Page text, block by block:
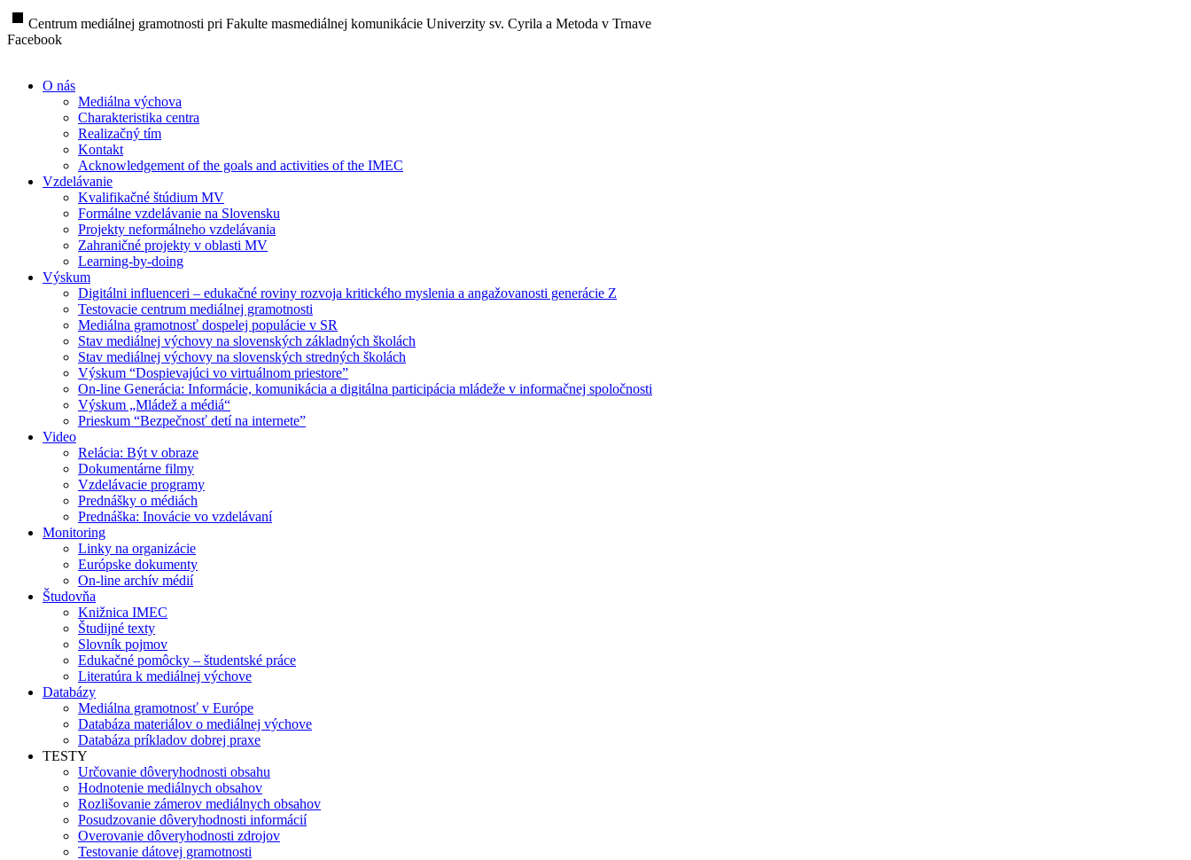
stop Centrum mediálnej gramotnosti pri Fakulte masmediálnej komunikácie Univerzity sv. Cyrila a Metoda v Trnave
Facebook
O nás
Mediálna výchova
Charakteristika centra
Realizačný tím
Kontakt
Acknowledgement of the goals and activities of the IMEC
Vzdelávanie
Kvalifikačné štúdium MV
Formálne vzdelávanie na Slovensku
Projekty neformálneho vzdelávania
Zahraničné projekty v oblasti MV
Learning-by-doing
Výskum
Digitálni influenceri – edukačné roviny rozvoja kritického myslenia a angažovanosti generácie Z
Testovacie centrum mediálnej gramotnosti
Mediálna gramotnosť dospelej populácie v SR
Stav mediálnej výchovy na slovenských základných školách
Stav mediálnej výchovy na slovenských stredných školách
Výskum “Dospievajúci vo virtuálnom priestore”
On-line Generácia: Informácie, komunikácia a digitálna participácia mládeže v informačnej spoločnosti
Výskum „Mládež a médiá“
Prieskum “Bezpečnosť detí na internete”
Video
Relácia: Být v obraze
Dokumentárne filmy
Vzdelávacie programy
Prednášky o médiách
Prednáška: Inovácie vo vzdelávaní
Monitoring
Linky na organizácie
Európske dokumenty
On-line archív médií
Študovňa
Knižnica IMEC
Študijné texty
Slovník pojmov
Edukačné pomôcky – študentské práce
Literatúra k mediálnej výchove
Databázy
Mediálna gramotnosť v Európe
Databáza materiálov o mediálnej výchove
Databáza príkladov dobrej praxe
TESTY
Určovanie dôveryhodnosti obsahu
Hodnotenie mediálnych obsahov
Rozlišovanie zámerov mediálnych obsahov
Posudzovanie dôveryhodnosti informácií
Overovanie dôveryhodnosti zdrojov
Testovanie dátovej gramotnosti